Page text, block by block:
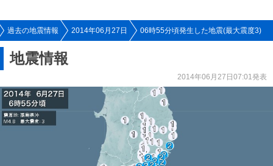
過去の地震情報 2014年06月27日 06時55分頃発生した地震(最大震度3)
地震情報
2014年06月27日07:01発表